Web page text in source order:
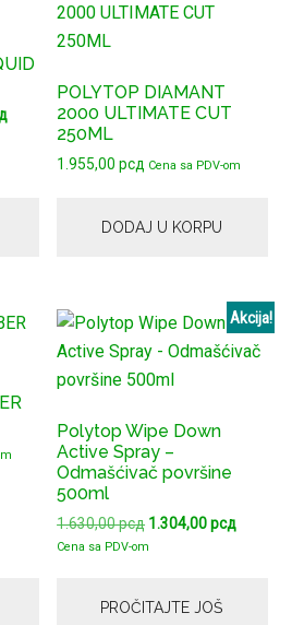
Trenutna
POLYTOP DIAMANT
2000 ULTIMATE CUT
250ML
1.955,00рсд Cena sa PDV-om
DODAJ U KORPU
Akcija!
Polytop Wipe Down
Active Spray –
Odmašćivač površine
500ml
1.630,00рсд Originalna
cena
1.630,00 рсд.
1.304,00рсд
Cena sa PDV-om
PROČITAJTE JOŠ